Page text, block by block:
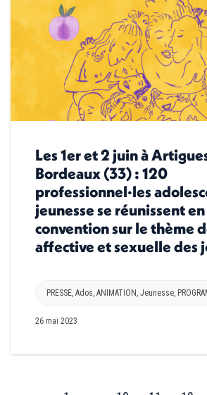
Les 1er et 2 juin à
Bordeaux (33) : 120
professionnel·les
jeunesse se réunissent en
convention sur le thème
affective et sexuelle des
PRESSE, Ados, ANIMATION , Jeunesse,
26 mai 2023